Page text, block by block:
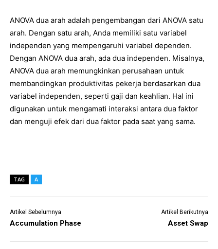
ANOVA dua arah adalah pengembangan dari ANOVA satu
arah. Dengan satu arah, Anda memiliki satu variabel
independen yang mempengaruhi variabel dependen.
Dengan ANOVA dua arah, ada dua independen. Misalnya,
ANOVA dua arah memungkinkan perusahaan untuk
membandingkan produktivitas pekerja berdasarkan dua
variabel independen, seperti gaji dan keahlian. Hal ini
digunakan untuk mengamati interaksi antara dua faktor
dan menguji efek dari dua faktor pada saat yang sama.
TAG A
Artikel Sebelumnya
Accumulation Phase
Artikel Berikutnya
Asset Swap